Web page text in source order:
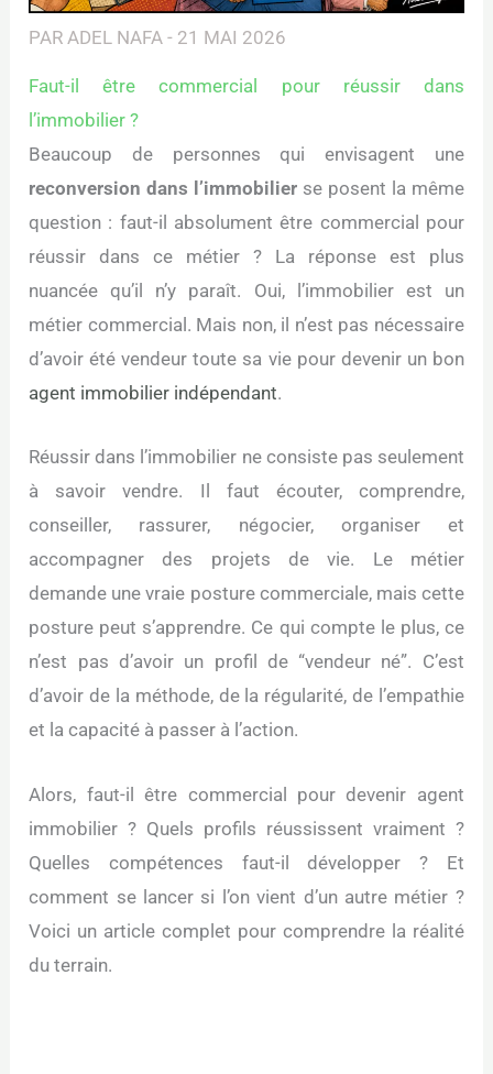
PARADEL NAFA- 21 MAI 2026
Faut-il être commercial pour réussir dans
l’immobilier ?
Beaucoup de personnes qui envisagent une
reconversion dans l’immobilier se posent la même
question : faut-il absolument être commercial pour
réussir dans ce métier ? La réponse est plus
nuancée qu’il n’y paraît. Oui, l’immobilier est un
métier commercial. Mais non, il n’est pas nécessaire
d’avoir été vendeur toute sa vie pour devenir un bon
agent immobilier indépendant.
Réussir dans l’immobilier ne consiste pas seulement
à savoir vendre. Il faut écouter, comprendre,
conseiller, rassurer, négocier, organiser et
accompagner des projets de vie. Le métier
demande une vraie posture commerciale, mais cette
posture peut s’apprendre. Ce qui compte le plus, ce
n’est pas d’avoir un profil de “vendeur né”. C’est
d’avoir de la méthode, de la régularité, de l’empathie
et la capacité à passer à l’action.
Alors, faut-il être commercial pour devenir agent
immobilier ? Quels profils réussissent vraiment ?
Quelles compétences faut-il développer ? Et
comment se lancer si l’on vient d’un autre métier ?
Voici un article complet pour comprendre la réalité
du terrain.